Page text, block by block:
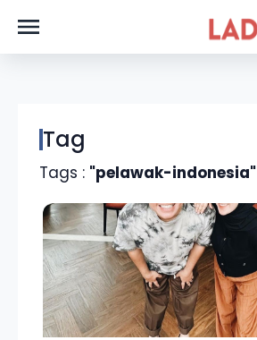
Tag
Tags : "pelawak-indonesia"